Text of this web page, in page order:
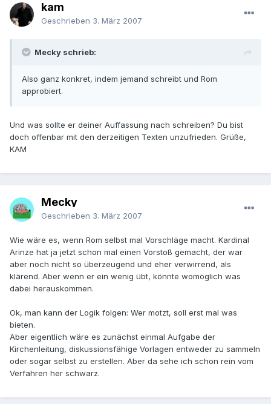
kam
Geschrieben 3. März 2007
Mecky schrieb:
Also ganz konkret, indem jemand schreibt und Rom
approbiert.
Und was sollte er deiner Auffassung nach schreiben? Du bist
doch offenbar mit den derzeitigen Texten unzufrieden. Grüße,
KAM
Mecky
Geschrieben 3. März 2007
Wie wäre es, wenn Rom selbst mal Vorschläge macht. Kardinal
Arinze hat ja jetzt schon mal einen Vorstoß gemacht, der war
aber noch nicht so überzeugend und eher verwirrend, als
klärend. Aber wenn er ein wenig übt, könnte womöglich was
dabei herauskommen.
Ok, man kann der Logik folgen: Wer motzt, soll erst mal was
bieten.
Aber eigentlich wäre es zunächst einmal Aufgabe der
Kirchenleitung, diskussionsfähige Vorlagen entweder zu sammeln
oder sogar selbst zu erstellen. Aber da sehe ich schon rein vom
Verfahren her schwarz.